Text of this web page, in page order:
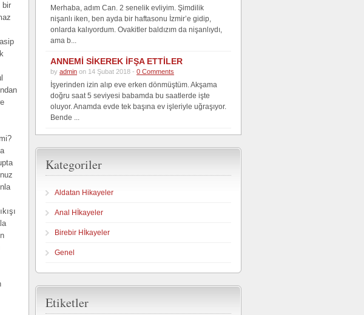
bir
Merhaba, adım Can. 2 senelik evliyim. Şimdilik
nişanlı iken, ben ayda bir haftasonu İzmir’e gidip,
onlarda kalıyordum. Ovakitler baldızım da nişanlıydı,
ama b...
ANNEMİ SİKEREK İFŞA ETTİLER
by admin on 14 Şubat 2018 - 0 Comments
İşyerinden izin alıp eve erken dönmüştüm. Akşama
doğru saat 5 seviyesi babamda bu saatlerde işte
oluyor. Anamda evde tek başına ev işleriyle uğraşıyor.
Bende ...
Kategoriler
Aldatan Hikayeler
Anal Hİkayeler
Birebir Hİkayeler
Genel
Etiketler